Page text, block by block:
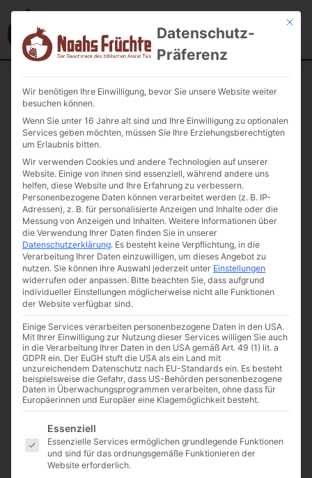
Startseite/Unkategorisiert/ Granatapfel Balsamico 200ml
Mit
Datenschutz-
Präferenz
Wir benötigen Ihre Einwilligung, bevor Sie unsere Website weiter
besuchen können.
Wenn Sie unter 16 Jahre alt sind und Ihre Einwilligung zu optionalen
Services geben möchten, müssen Sie Ihre Erziehungsberechtigten
um Erlaubnis bitten.
Wir verwenden Cookies und andere Technologien auf unserer
Website. Einige von ihnen sind essenziell, während andere uns
helfen, diese Website und Ihre Erfahrung zu verbessern.
Personenbezogene Daten können verarbeitet werden (z. B. IP-
Adressen), z. B. für personalisierte Anzeigen und Inhalte oder die
Messung von Anzeigen und Inhalten. Weitere Informationen über
die Verwendung Ihrer Daten finden Sie in unserer
Datenschutzerklärung. Es besteht keine Verpflichtung, in die
Verarbeitung Ihrer Daten einzuwilligen, um dieses Angebot zu
nutzen. Sie können Ihre Auswahl jederzeit unter Einstellungen
widerrufen oder anpassen. Bitte beachten Sie, dass aufgrund
individueller Einstellungen möglicherweise nicht alle Funktionen
der Website verfügbar sind.
Einige Services verarbeiten personenbezogene Daten in den USA.
Mit Ihrer Einwilligung zur Nutzung dieser Services willigen Sie auch
in die Verarbeitung Ihrer Daten in den USA gemäß Art. 49 (1) lit. a
GDPR ein. Der EuGH stuft die USA als ein Land mit
unzureichendem Datenschutz nach EU-Standards ein. Es besteht
beispielsweise die Gefahr, dass US-Behörden personenbezogene
Daten in Überwachungsprogrammen verarbeiten, ohne dass für
Europäerinnen und Europäer eine Klagemöglichkeit besteht.
Es folgt eine Liste der Service-Gruppen, für die eine
Essenziell
Essenzielle Services ermöglichen grundlegende Funktionen
und sind für das ordnungsgemäße Funktionieren der
Website erforderlich.